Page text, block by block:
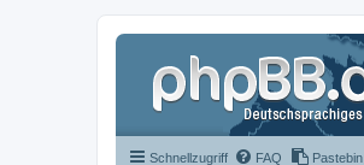
Schnellzugriff FAQ Pastebin